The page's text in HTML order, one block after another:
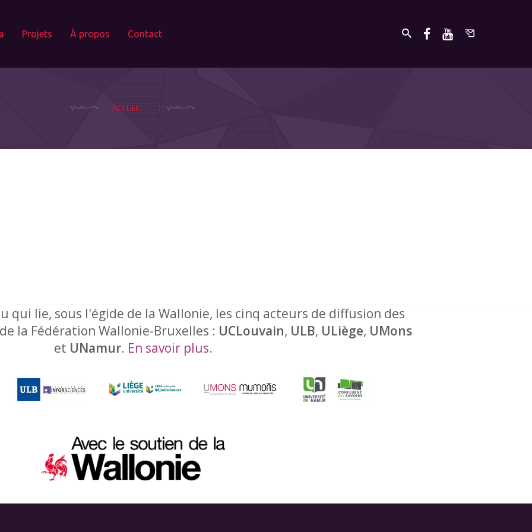
Projets À propos Contact
ACCUEIL
qui lie, sous l'égide de la Wallonie, les cinq acteurs de diffusion des
la Fédération Wallonie-Bruxelles : UCLouvain, ULB, ULiège, UMons
et UNamur. En savoir plus.